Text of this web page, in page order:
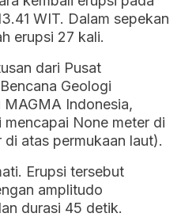
WIT. Dalam sepekan
erupsi 27 kali.
dari Pusat
Geologi
MAGMA Indonesia,
None meter di
atas permukaan laut).
Erupsi tersebut
amplitudo
durasi 45 detik.